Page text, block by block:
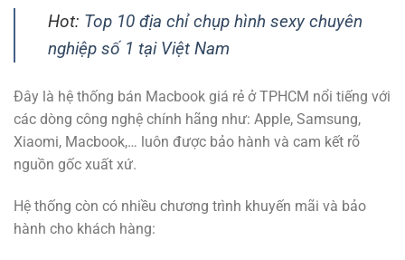
Hot: Top 10 địa chỉ chụp hình sexy chuyên
nghiệp số 1 tại Việt Nam
Đây là hệ thống bán Macbook giá rẻ ở TPHCM nổi tiếng với
các dòng công nghệ chính hãng như: Apple, Samsung,
Xiaomi, Macbook,… luôn được bảo hành và cam kết rõ
nguồn gốc xuất xứ.
Hệ thống còn có nhiều chương trình khuyến mãi và bảo
hành cho khách hàng: